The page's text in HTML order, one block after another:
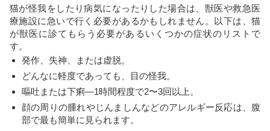
a
t
猫が怪我をしたり病気になったりした場合は、獣医や救急医
療施設に急いで行く必要があるかもしれません。以下は、猫
が獣医に診てもらう必要があるいくつかの症状のリストで
す。
発作、失神、または虚脱。
どんなに軽度であっても、目の怪我。
嘔吐または下痢—1時間程度で2〜3回以上。
顔の周りの腫れやじんましんなどのアレルギー反応は、腹
部で最も簡単に見られます。